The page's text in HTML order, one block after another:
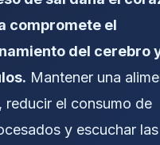
compromete el
del cerebro
Mantener una
reducir el consumo de
y escuchar las